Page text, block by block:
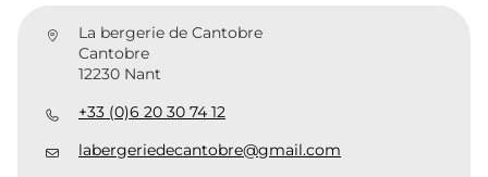
La bergerie de Cantobre
Cantobre
12230 Nant
+33 (0)6 20 30 74 12
labergeriedecantobre@gmail.com